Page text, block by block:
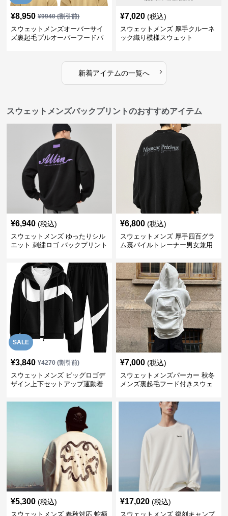
¥8,950 ¥9940(割引前)
スウェットメンズオーバーサイ
ズ裏起毛プルオーバーフードパ
¥7,020 (税込)
スウェットメンズ 厚手クルーネ
ック織り模様スウェット
新着アイテムの一覧へ ›
スウェットメンズバックプリントのおすすめアイテム
¥6,940 (税込)
スウェットメンズ ゆったりシル
エット 刺繍ロゴ バックプリント
¥6,800 (税込)
スウェットメンズ 厚手四百グラ
ム裏パイルトレーナー男女兼用
SALE
¥3,840 ¥4270(割引前)
スウェットメンズ ビッグロゴデ
ザイン上下セットアップ運動着
¥7,000 (税込)
スウェットメンズパーカー 秋冬
メンズ裏起毛フード付きスウェ
¥5,300 (税込)
スウェットメンズ 春秋対応 蛇柄
¥17,020 (税込)
スウェットメンズ 復刻キャンプ